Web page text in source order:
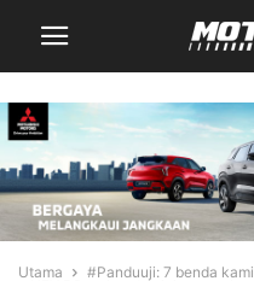
Utama
#Panduuji: 7 benda